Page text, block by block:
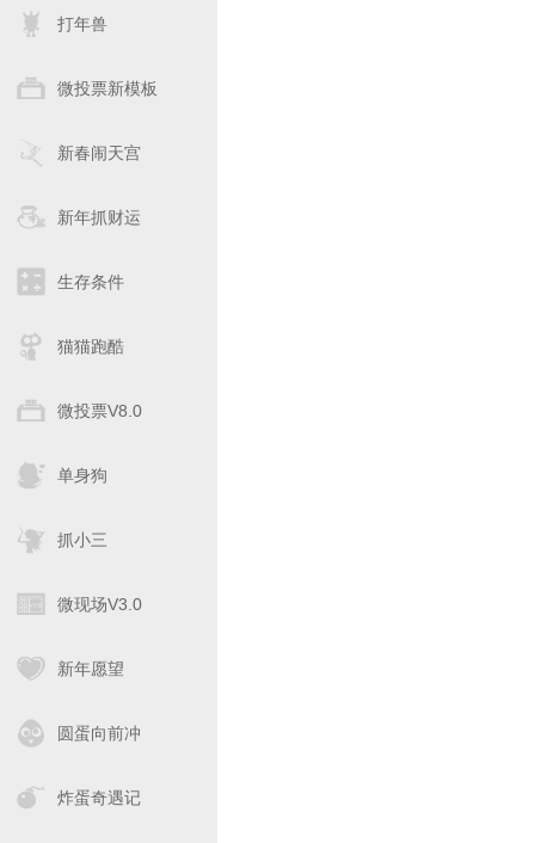
打年兽
微投票新模板
新春闹天宫
新年抓财运
生存条件
猫猫跑酷
微投票V8.0
单身狗
抓小三
微现场V3.0
新年愿望
圆蛋向前冲
炸蛋奇遇记